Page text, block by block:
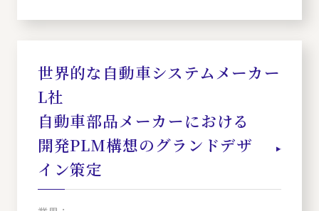
世界的な自動車システムメーカー
L社
自動車部品メーカーにおける
開発PLM構想のグランドデザ
イン策定